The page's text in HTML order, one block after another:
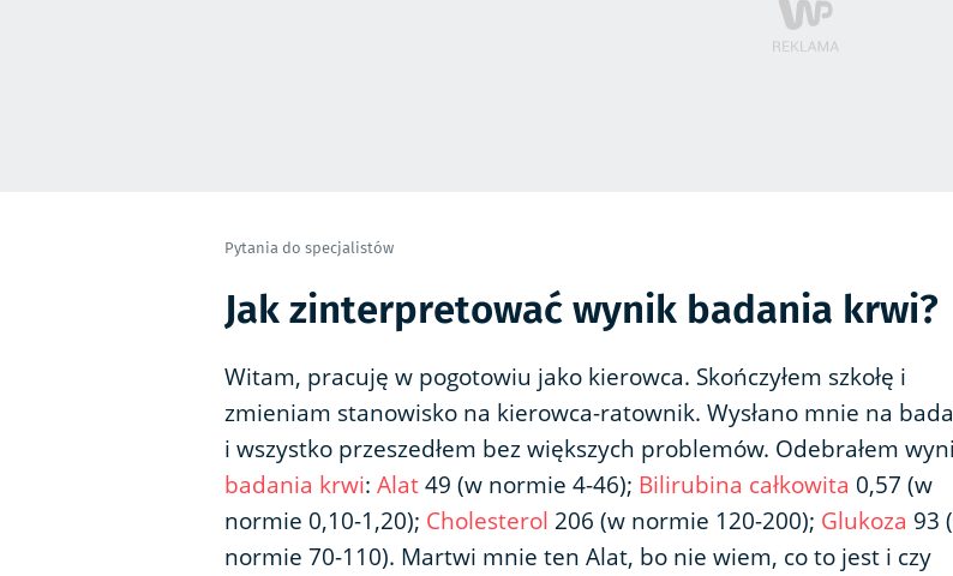
Pytania do specjalistów
Jak zinterpretować wynik badania krwi?
Witam, pracuję w pogotowiu jako kierowca. Skończyłem szkołę i
zmieniam stanowisko na kierowca-ratownik. Wysłano mnie na
i wszystko przeszedłem bez większych problemów. Odebrałem
badania krwi: Alat49 (w normie 4-46); Bilirubina całkowita 0,57 (w
normie 0,10-1,20); Cholesterol 206 (w normie 120-200); Glukoza 93
normie 70-110). Martwi mnie ten Alat, bo nie wiem, co to jest i czy